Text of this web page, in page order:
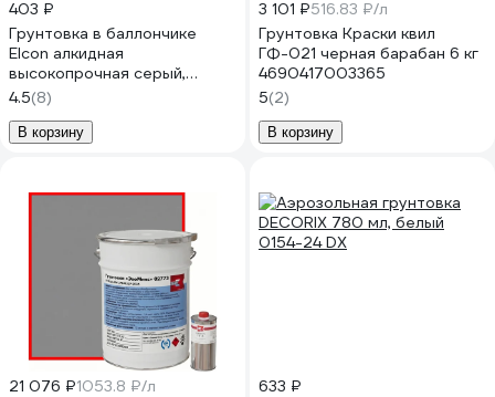
403 ₽
Грунтовка в баллончике
Elcon алкидная
высокопрочная серый,
аэрозоль 520 мл 00-
00463216
4.5(8)
В корзину
3 101 ₽516.83 ₽/л
Грунтовка Краски квил
ГФ-021 черная барабан 6 кг
4690417003365
5(2)
В корзину
21 076 ₽1053.8 ₽/л
633 ₽